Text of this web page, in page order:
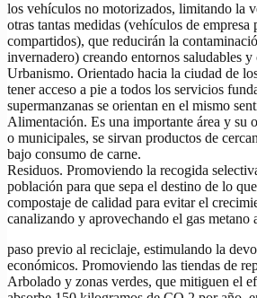
los vehículos no motorizados, limitando la
otras tantas medidas (vehículos de
compartidos), que reducirán la
invernadero) creando entornos saludables
Urbanismo. Orientado hacia la ciudad de
tener acceso a pie a todos los servicios
supermanzanas se orientan en el mismo
Alimentación. Es una importante área y su
o municipales, se sirvan productos de
bajo consumo de carne.
Residuos. Promoviendo la recogida
población para que sepa el destino de lo
compostaje de calidad para evitar el
canalizando y aprovechando el gas
paso previo al reciclaje, estimulando la
económicos. Promoviendo las tiendas de
Arbolado y zonas verdes, que mitiguen el